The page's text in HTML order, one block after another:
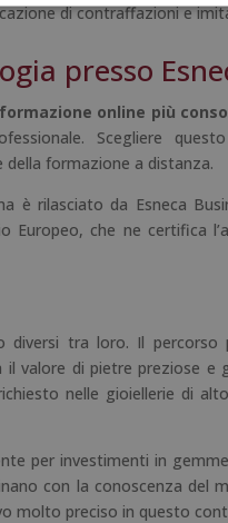
di contraffazioni e
presso
online più
Scegliere
della formazione a distanza.
rilasciato da Esneca
che ne certifica
tra loro. Il
valore di pietre preziose e
nelle gioiellerie di
per investimenti in
con la conoscenza del
molto preciso in questo